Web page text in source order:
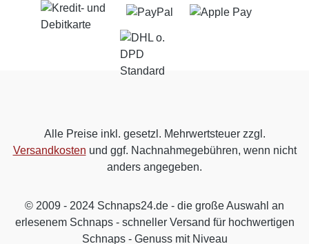
Alle Preise inkl. gesetzl. Mehrwertsteuer zzgl.
Versandkosten und ggf. Nachnahmegebühren, wenn nicht
anders angegeben.
© 2009 - 2024 Schnaps24.de - die große Auswahl an
erlesenem Schnaps - schneller Versand für hochwertigen
Schnaps - Genuss mit Niveau